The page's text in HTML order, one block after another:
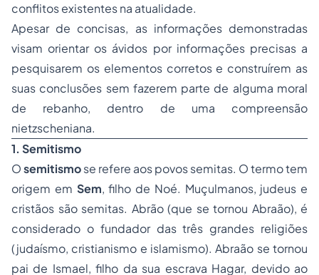
conflitos existentes na atualidade.
Apesar de concisas, as informações demonstradas
visam orientar os ávidos por informações precisas a
pesquisarem os elementos corretos e construírem as
suas conclusões sem fazerem parte de alguma moral
de rebanho, dentro de uma compreensão
nietzscheniana.
1. Semitismo
Osemitismose refere aos povos semitas. O termo tem
origem em Sem, filho de Noé. Muçulmanos, judeus e
cristãos são semitas. Abrão (que se tornou Abraão), é
considerado o fundador das três grandes religiões
(judaísmo, cristianismo e islamismo). Abraão se tornou
pai de Ismael, filho da sua escrava Hagar, devido ao